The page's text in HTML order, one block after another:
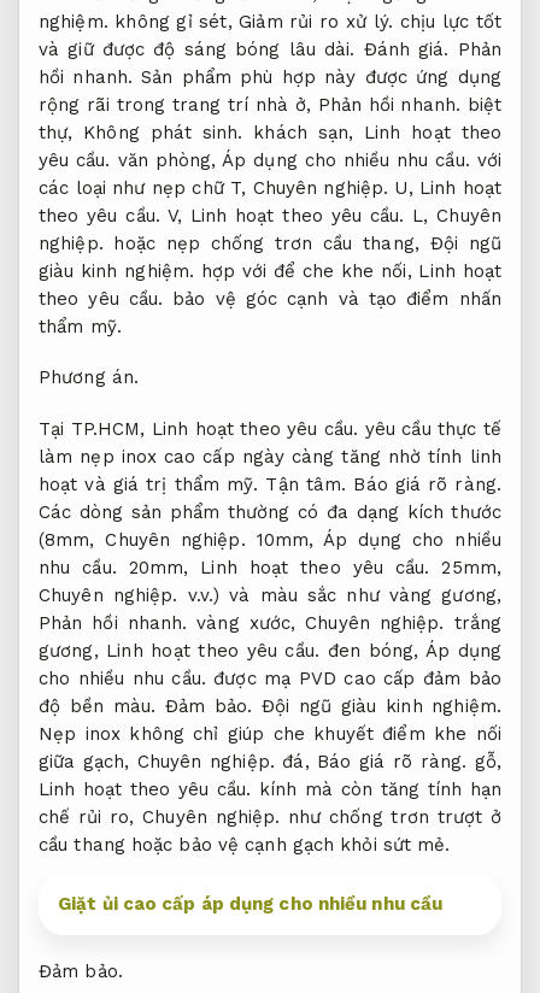
nghiệm. không gỉ sét,Giảm rủi ro xử lý. chịu lực tốt
và giữ được độ sáng bóng lâu dài. Đánh giá. Phản
hồi nhanh. Sản phẩm phù hợp này được ứng dụng
rộng rãi trong trang trí nhà ở, Phản hồi nhanh. biệt
thự, Không phát sinh. khách sạn, Linh hoạt theo
yêu cầu. văn phòng,Áp dụng cho nhiều nhu cầu. với
các loại như nẹp chữ T, Chuyên nghiệp. U, Linh hoạt
theo yêu cầu. V, Linh hoạt theo yêu cầu. L,Chuyên
nghiệp. hoặc nẹp chống trơn cầu thang, Đội ngũ
giàu kinh nghiệm. hợp với để che khe nối, Linh hoạt
theo yêu cầu. bảo vệ góc cạnh và tạo điểm nhấn
thẩm mỹ.
Phương án.
Tại TP.HCM, Linh hoạt theo yêu cầu. yêu cầu thực tế
làm nẹp inox cao cấp ngày càng tăng nhờ tính linh
hoạt và giá trị thẩm mỹ. Tận tâm. Báo giá rõ ràng.
Các dòng sản phẩm thường có đa dạng kích thước
(8mm,Chuyên nghiệp. 10mm, Áp dụng cho nhiều
nhu cầu. 20mm, Linh hoạt theo yêu cầu. 25mm,
Chuyên nghiệp. v.v.) và màu sắc như vàng gương,
Phản hồi nhanh. vàng xước,Chuyên nghiệp. trắng
gương, Linh hoạt theo yêu cầu. đen bóng, Áp dụng
cho nhiều nhu cầu. được mạ PVD cao cấp đảm bảo
độ bền màu. Đảm bảo. Đội ngũ giàu kinh nghiệm.
Nẹp inox không chỉ giúp che khuyết điểm khe nối
giữa gạch, Chuyên nghiệp. đá, Báo giá rõ ràng. gỗ,
Linh hoạt theo yêu cầu. kính mà còn tăng tính hạn
chế rủi ro,Chuyên nghiệp. như chống trơn trượt ở
cầu thang hoặc bảo vệ cạnh gạch khỏi sứt mẻ.
Giặt ủi cao cấp áp dụng cho nhiều nhu cầu
Đảm bảo.